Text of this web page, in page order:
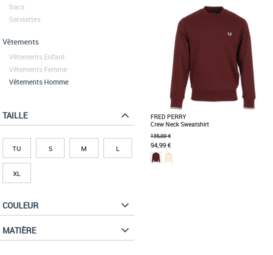
Sacs
Serviettes
Vêtements
Vêtements Enfant
Vêtements Femme
Vêtements Homme
TAILLE
TU S M L
XL
COULEUR
MATIÈRE
Incontournable du sport regorgeant de détails
pratiques, le sac de sport a été repensé dans
une version [...]
FRED PERRY
Crew Neck Sweatshirt
135,00 €
94,99 €